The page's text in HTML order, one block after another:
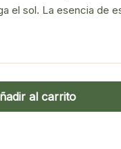
el sol. La esencia de
al carrito